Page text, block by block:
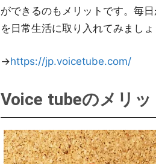
ができるのもメリットです。毎
を日常生活に取り入れてみましょ
→https://jp.voicetube.com/
Voice tubeのメリ